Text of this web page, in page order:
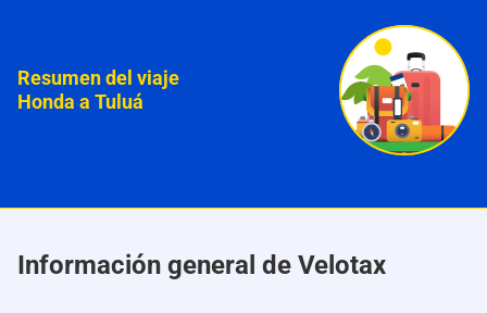
Resumen del viaje
Honda a Tuluá
Información general de Velotax